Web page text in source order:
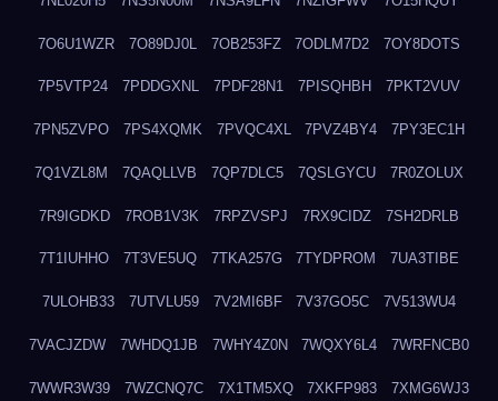
7O6U1WZR 7O89DJ0L 7OB253FZ 7ODLM7D2 7OY8DOTS
7P5VTP24 7PDDGXNL 7PDF28N1 7PISQHBH 7PKT2VUV
7PN5ZVPO 7PS4XQMK 7PVQC4XL 7PVZ4BY4 7PY3EC1H
7Q1VZL8M 7QAQLLVB 7QP7DLC5 7QSLGYCU 7R0ZOLUX
7R9IGDKD 7ROB1V3K 7RPZVSPJ 7RX9CIDZ 7SH2DRLB
7T1IUHHO 7T3VE5UQ 7TKA257G 7TYDPROM 7UA3TIBE
7ULOHB33 7UTVLU59 7V2MI6BF 7V37GO5C 7V513WU4
7VACJZDW 7WHDQ1JB 7WHY4Z0N 7WQXY6L4 7WRFNCB0
7WWR3W39 7WZCNQ7C 7X1TM5XQ 7XKFP983 7XMG6WJ3